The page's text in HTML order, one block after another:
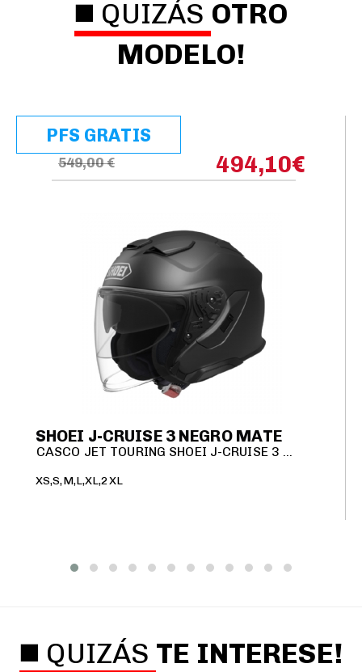
◼️ QUIZÁS OTRO
MODELO!
PFS GRATIS
494,10€
549,00 €
SHOEI J-CRUISE 3 NEGRO MATE
CASCO JET TOURING SHOEI J-CRUISE 3 NEGRO MATE
XS,S,M,L,XL,2XL
◼️ QUIZÁS TE INTERESE!